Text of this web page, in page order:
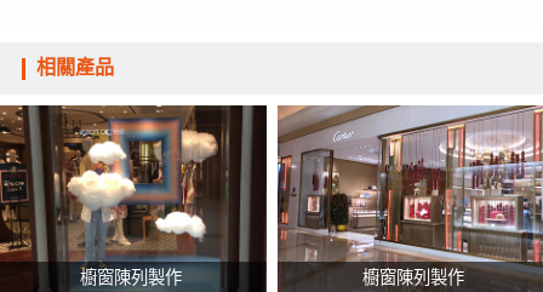
相關產品
櫥窗陳列製作 櫥窗陳列製作